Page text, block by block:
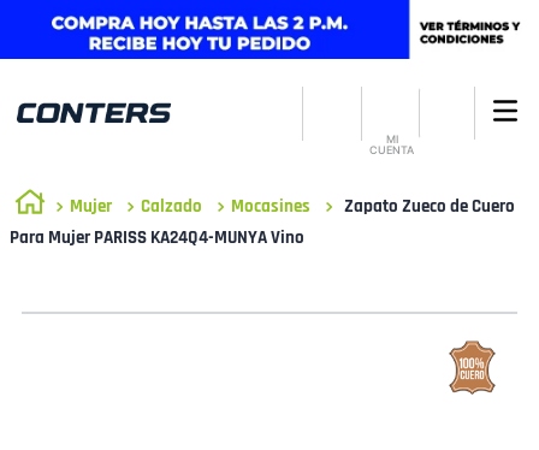
MI
CUENTA
Mujer Calzado Mocasines
Zapato Zueco de Cuero
Para Mujer PARISS KA24Q4-MUNYA Vino